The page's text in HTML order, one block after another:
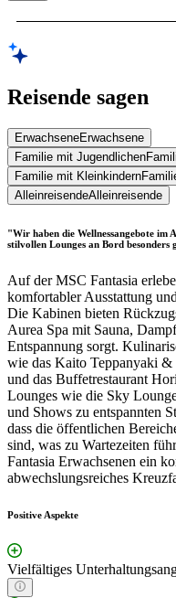
Reisende sagen
ErwachseneErwachsene
Familie mit Jugendlichen
Familie mit Kleinkindern
AlleinreisendeAlleinreisende
"Wir haben die Wellnessangebote im
stilvollen Lounges an Bord besonders
Auf der MSC Fantasia
komfortabler Ausstattung
Die Kabinen bieten
Aurea Spa mit Sauna,
Entspannung sorgt.
wie das Kaito Teppanyaki &
und das Buffetrestaurant
Lounges wie die Sky
und Shows zu entspannten
dass die öffentlichen
sind, was zu Wartezeiten
Fantasia Erwachsenen ein
abwechslungsreiches
Positive Aspekte
Vielfältiges